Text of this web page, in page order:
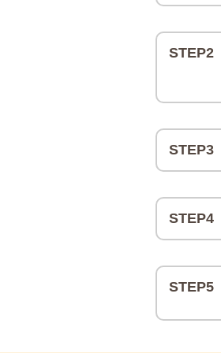
STEP2
STEP3
STEP4
STEP5